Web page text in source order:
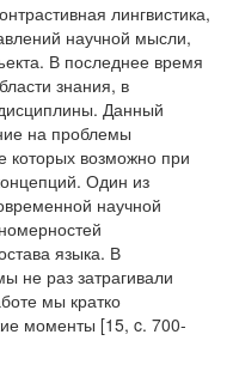
лингвистика,
научной мысли,
В последнее время
знания, в
Данный
на проблемы
которых возможно при
Один из
научной
языка. В
не раз затрагивали
мы кратко
моменты [15, c. 700-